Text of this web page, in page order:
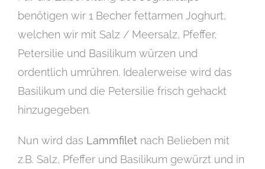
benötigen wir 1 Becher fettarmen Joghurt,
welchen wir mit Salz / Meersalz, Pfeffer,
Petersilie und Basilikum würzen und
ordentlich umrühren. Idealerweise wird das
Basilikum und die Petersilie frisch gehackt
hinzugegeben.
Nun wird das Lammfilet nach Belieben mit
z.B. Salz, Pfeffer und Basilikum gewürzt und in